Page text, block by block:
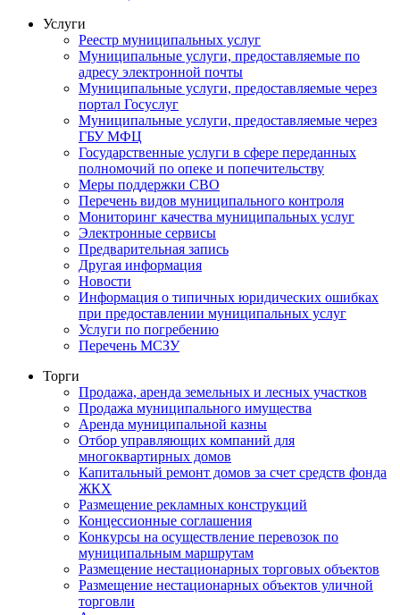
Услуги
Реестр муниципальных услуг
Муниципальные услуги, предоставляемые по
адресу электронной почты
Муниципальные услуги, предоставляемые через
портал Госуслуг
Муниципальные услуги, предоставляемые через
ГБУ МФЦ
Государственные услуги в сфере переданных
полномочий по опеке и попечительству
Меры поддержки СВО
Перечень видов муниципального контроля
Мониторинг качества муниципальных услуг
Электронные сервисы
Предварительная запись
Другая информация
Новости
Информация о типичных юридических ошибках
при предоставлении муниципальных услуг
Услуги по погребению
Перечень МСЗУ
Торги
Продажа, аренда земельных и лесных участков
Продажа муниципального имущества
Аренда муниципальной казны
Отбор управляющих компаний для
многоквартирных домов
Капитальный ремонт домов за счет средств фонда
ЖКХ
Размещение рекламных конструкций
Концессионные соглашения
Конкурсы на осуществление перевозок по
муниципальным маршрутам
Размещение нестационарных торговых объектов
Размещение нестационарных объектов уличной
торговли